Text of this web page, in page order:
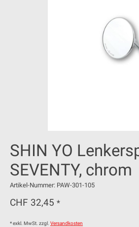
SHIN YO
SEVENTY, chrom
Artikel-Nummer: PAW-301-105
CHF 32,45 *
* exkl. MwSt. zzgl. Versandkosten